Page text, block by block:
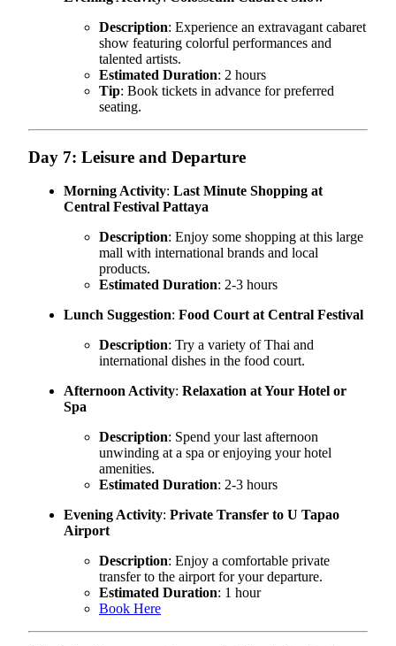
Description: Experience an extravagant cabaret
show featuring colorful performances and
talented artists.
Estimated Duration: 2 hours
Tip: Book tickets in advance for preferred
seating.
Day 7: Leisure and Departure
Morning Activity: Last Minute Shopping at
Central Festival Pattaya
Description: Enjoy some shopping at this large
mall with international brands and local
products.
Estimated Duration: 2-3 hours
Lunch Suggestion: Food Court at Central Festival
Description: Try a variety of Thai and
international dishes in the food court.
Afternoon Activity: Relaxation at Your Hotel or
Spa
Description: Spend your last afternoon
unwinding at a spa or enjoying your hotel
amenities.
Estimated Duration: 2-3 hours
Evening Activity: Private Transfer to U Tapao
Airport
Description: Enjoy a comfortable private
transfer to the airport for your departure.
Estimated Duration: 1 hour
Book Here